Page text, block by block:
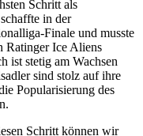
Schritt als
in der
Finale und musste
Ratinger Ice Aliens
ist stetig am Wachsen
sind stolz auf ihre
Popularisierung des
Schritt können wir